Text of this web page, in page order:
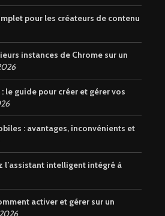
pour les créateurs de contenu
instances de Chrome sur un
le guide pour créer et gérer vos
: avantages, inconvénients et
l’assistant intelligent intégré à
activer et gérer sur un